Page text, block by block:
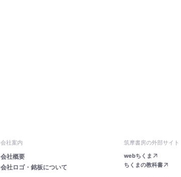
会社案内
会社概要
会社ロゴ・銘板について
筑摩書房の外部サイト
webちくま
ちくまの教科書